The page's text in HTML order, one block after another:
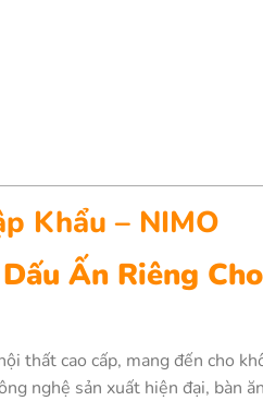
Khẩu – NIMO
Ấn Riêng
thất cao cấp, mang đến cho
nghệ sản xuất hiện đại, bàn